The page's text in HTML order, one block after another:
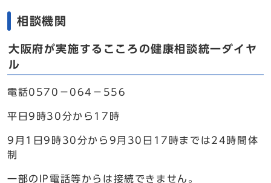
相談機関
大阪府が実施するこころの健康相談統一ダイヤ
ル
電話0570－064－556
平日9時30分から17時
9月1日9時30分から9月30日17時までは24時間体
制
一部のIP電話等からは接続できません。